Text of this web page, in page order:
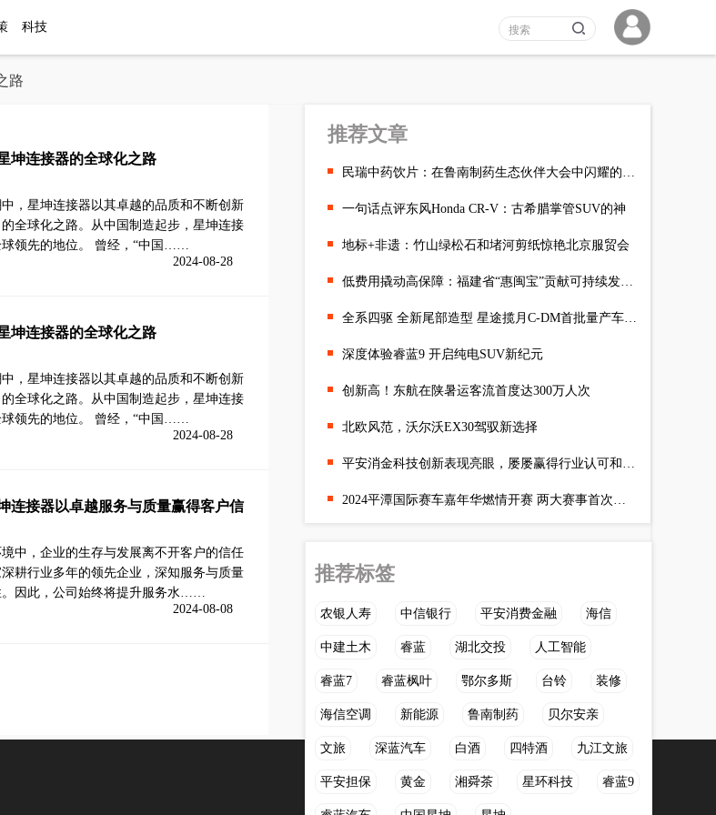
科技
路
坤连接器的全球化之路
，星坤连接器以其卓越的品质和不断创新
全球化之路。从中国制造起步，星坤连接
球领先的地位。 曾经，“中国……
2024-08-28
坤连接器的全球化之路
，星坤连接器以其卓越的品质和不断创新
全球化之路。从中国制造起步，星坤连接
球领先的地位。 曾经，“中国……
2024-08-28
连接器以卓越服务与质量赢得客户信
中，企业的生存与发展离不开客户的信任
耕行业多年的领先企业，深知服务与质量
。因此，公司始终将提升服务水……
2024-08-08
推荐文章
民瑞中药饮片：在鲁南制药生态伙伴大会中闪耀的光芒
一句话点评东风Honda CR-V：古希腊掌管SUV的神
地标+非遗：竹山绿松石和堵河剪纸惊艳北京服贸会
低费用撬动高保障：福建省“惠闽宝”贡献可持续发展样本
全系四驱 全新尾部造型 星途揽月C-DM首批量产车正式下线！
深度体验睿蓝9 开启纯电SUV新纪元
创新高！东航在陕暑运客流首度达300万人次
北欧风范，沃尔沃EX30驾驭新选择
平安消金科技创新表现亮眼，屡屡赢得行业认可和肯定
2024平潭国际赛车嘉年华燃情开赛 两大赛事首次亮相岚岛
推荐标签
农银人寿 中信银行 平安消费金融 海信
中建土木 睿蓝 湖北交投 人工智能
睿蓝7 睿蓝枫叶 鄂尔多斯 台铃 装修
海信空调 新能源 鲁南制药 贝尔安亲
文旅 深蓝汽车 白酒 四特酒 九江文旅
平安担保 黄金 湘舜茶 星环科技 睿蓝9